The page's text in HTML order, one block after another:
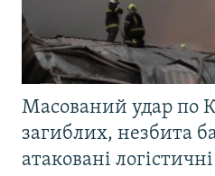
Масований удар по
загиблих, незбита
атаковані